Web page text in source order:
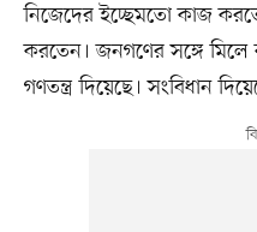
নিজেদের ইচ্ছেমতো কাজ
করতেন। জনগণের সঙ্গে মিলে
গণতন্ত্র দিয়েছে। সংবিধান